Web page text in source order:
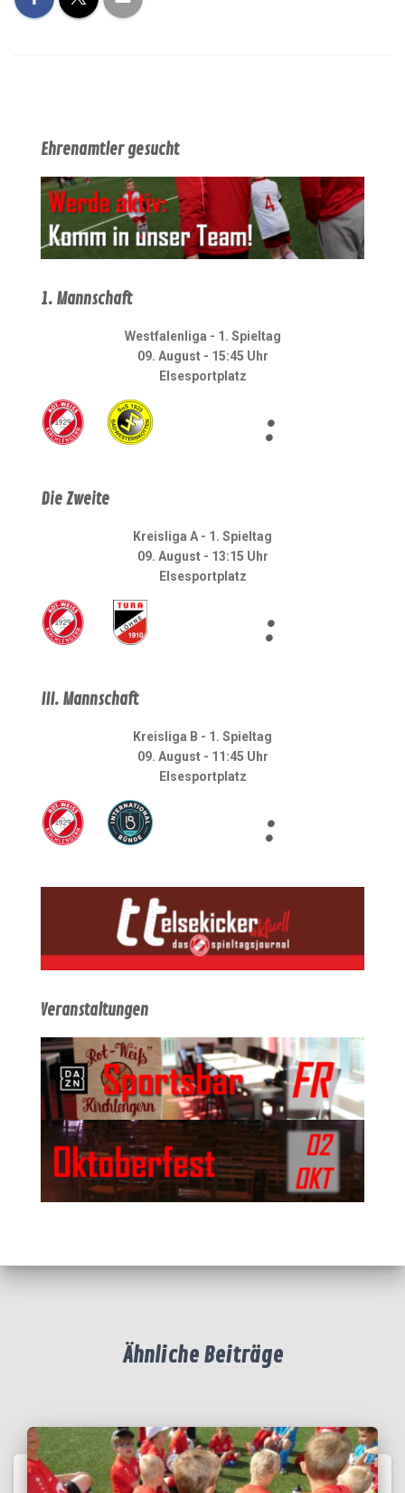
Ehrenamtler gesucht
1. Mannschaft
Westfalenliga - 1. Spieltag
09. August - 15:45 Uhr
Elsesportplatz
:
Die Zweite
Kreisliga A - 1. Spieltag
09. August - 13:15 Uhr
Elsesportplatz
:
III. Mannschaft
Kreisliga B - 1. Spieltag
09. August - 11:45 Uhr
Elsesportplatz
:
Veranstaltungen
Ähnliche Beiträge